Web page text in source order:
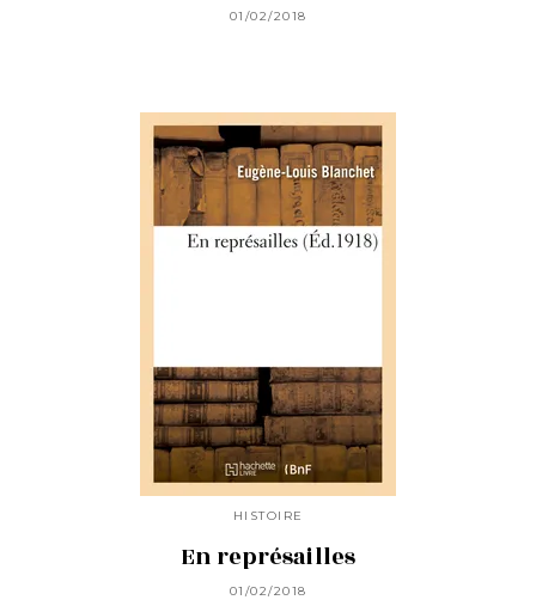
01/02/2018
HISTOIRE
En représailles
01/02/2018